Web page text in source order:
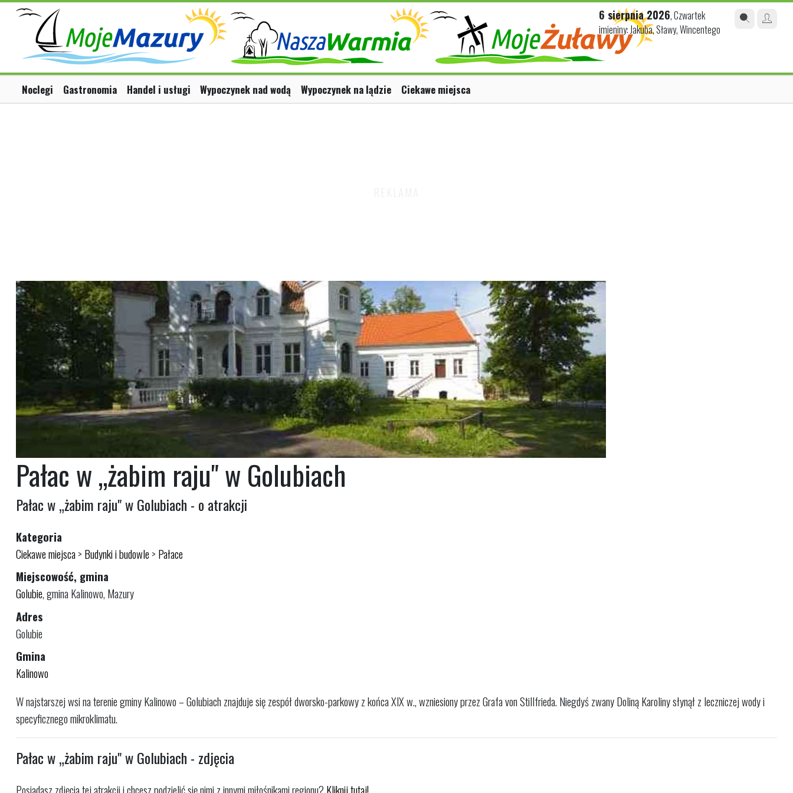
6 sierpnia 2026, Czwartek
imieniny: Jakuba, Sławy, Wincentego
Noclegi Gastronomia Handel i usługi Wypoczynek nad wodą Wypoczynek na lądzie Ciekawe miejsca
Pałac w „żabim raju" w Golubiach
Pałac w „żabim raju" w Golubiach - o atrakcji
Kategoria
Ciekawe miejsca> Budynki i budowle > Pałace
Miejscowość, gmina
Golubie, gmina Kalinowo, Mazury
Adres
Golubie
Gmina
Kalinowo
W najstarszej wsi na terenie gminy Kalinowo – Golubiach znajduje się zespół dworsko-parkowy z końca XIX w., wzniesiony przez Grafa von Stillfrieda. Niegdyś zwany Doliną Karoliny słynął z leczniczej wody i
specyficznego mikroklimatu.
Pałac w „żabim raju" w Golubiach - zdjęcia
Posiadasz zdjęcia tej atrakcji i chcesz podzielić się nimi z innymi miłośnikami regionu? Kliknij tutaj!